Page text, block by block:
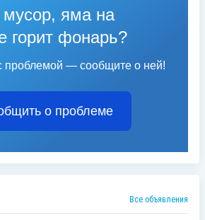
яма на
горит фонарь?
проблемой — сообщите о ней!
о проблеме
Все объявления